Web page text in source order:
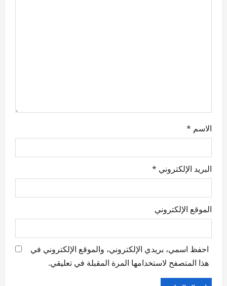
الاسم *
البريد الإلكتروني *
الموقع الإلكتروني
احفظ اسمي، بريدي الإلكتروني، والموقع الإلكتروني في
هذا المتصفح لاستخدامها المرة المقبلة في تعليقي.